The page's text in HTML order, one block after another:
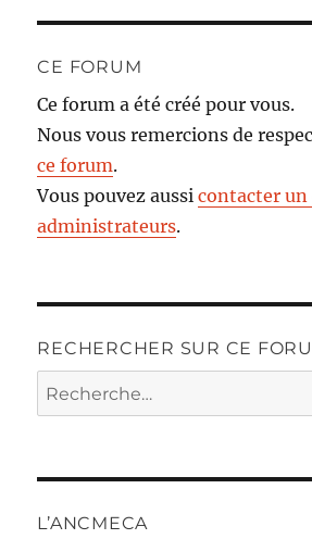
CE FORUM
Ce forum a été créé pour vous.
Nous vous remercions de
ce forum.
Vous pouvez aussicontacter un
administrateurs.
RECHERCHER SUR CE
Recherche
pour :
L’ANCMECA